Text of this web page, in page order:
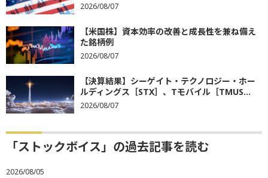
2026/08/07
【米国株】資本効率の改善と成長性を兼ね備え
た銘柄例
2026/08/07
【決算結果】シーゲイト・テクノロジー・ホー
ルディングス［STX］、Tモバイル［TMUS...
2026/08/07
「ストックボイス」の過去記事を読む
2026/08/05